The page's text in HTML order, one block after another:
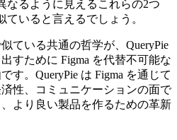
なるように見えるこれらの2つ
ていると言えるでしょう。
ている共通の哲学が、QueryPie
すために Figma を代替不可能な
す。QueryPie は Figma を通じて
性、コミュニケーションの面で
より良い製品を作るための革新